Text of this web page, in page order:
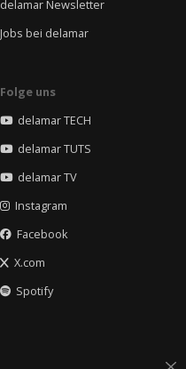
delamar Newsletter
Jobs bei delamar
Folge uns
delamar TECH
delamar TUTS
delamar TV
Instagram
Facebook
X.com
Spotify